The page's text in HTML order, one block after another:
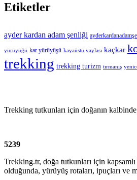
Etiketler
ayder kardan adam şenliği
yürüyüğü kar yürüyüşü kayaüstü yaylası kaçkar
trekking trekking turizm tırmanış
Trekking tutkunları için doğanın
5239
Trekking.tr, doğa tutkunları için
olduğunda, yürüyüş rotaları, ipuçları ve